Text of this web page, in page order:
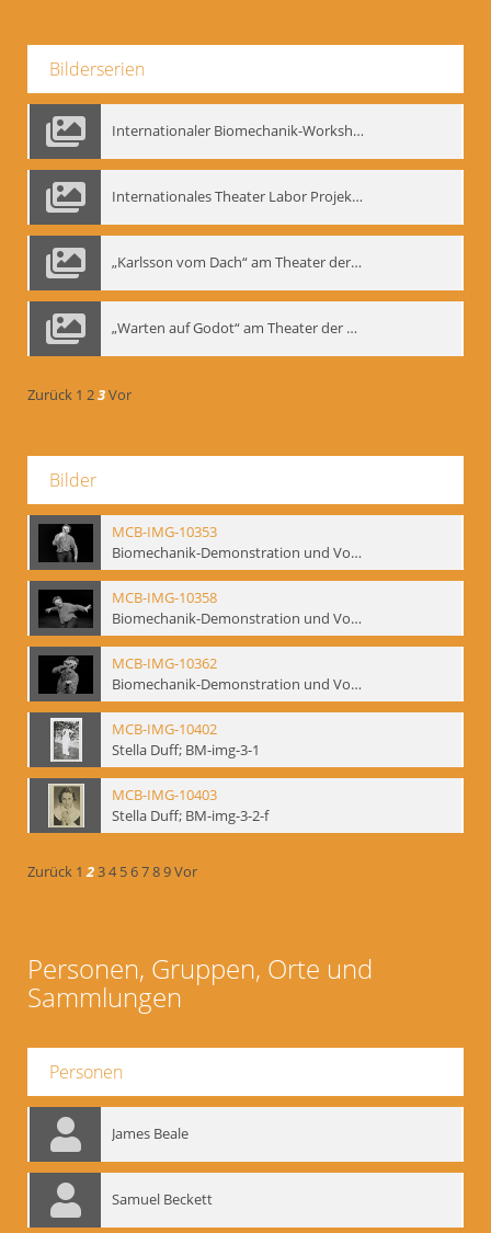
Bilderserien
Internationaler Biomechanik-Workshop, Moskau 1993
Internationales Theater Labor Projekt: Play Don Juan
„Karlsson vom Dach“ am Theater der Satire, Moskau 1985
„Warten auf Godot“ am Theater der Saire, Moskau 1980er
Zurück 1 23Vor
Bilder
MCB-IMG-10353
Biomechanik-Demonstration und Vortrag, Berliner Ensemble, 04.10.1991
MCB-IMG-10358
Biomechanik-Demonstration und Vortrag, Berliner Ensemble, 04.10.1991
MCB-IMG-10362
Biomechanik-Demonstration und Vortrag, Berliner Ensemble, 04.10.1991
MCB-IMG-10402
Stella Duff; BM-img-3-1
MCB-IMG-10403
Stella Duff; BM-img-3-2-f
Zurück 1 234 56789Vor
Personen, Gruppen, Orte und
Sammlungen
Personen
James Beale
Samuel Beckett